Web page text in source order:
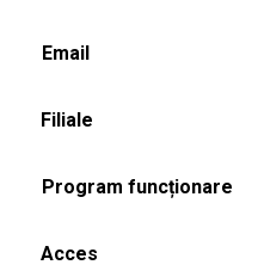
Email
Filiale
Program funcționare
Acces